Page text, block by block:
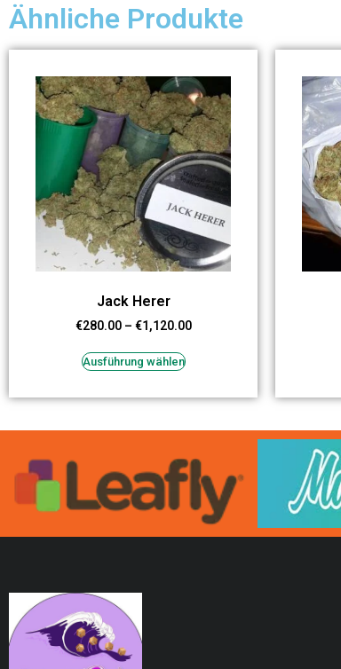
Ähnliche Produkte
Jack Herer
€280.00 – €1,120.00
Ausführung wählen